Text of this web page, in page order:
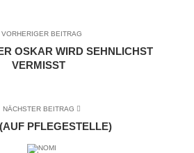
VORHERIGER BEITRAG
OSKAR WIRD SEHNLICHST
VERMISST
NÄCHSTER BEITRAG
PFLEGESTELLE)